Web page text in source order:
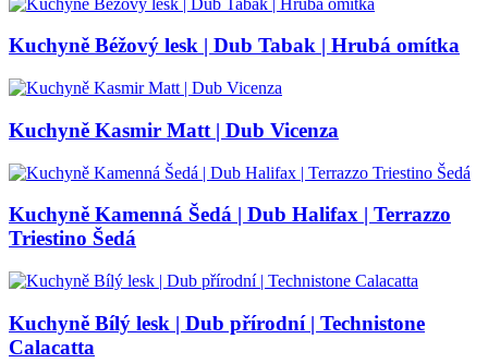
Kuchyně Béžový lesk | Dub Tabak | Hrubá omítka
Kuchyně Kasmir Matt | Dub Vicenza
Kuchyně Kamenná Šedá | Dub Halifax | Terrazzo
Triestino Šedá
Kuchyně Bílý lesk | Dub přírodní | Technistone
Calacatta